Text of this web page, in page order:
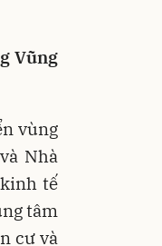
Vũng
vùng
Nhà
tế
tâm
cư và